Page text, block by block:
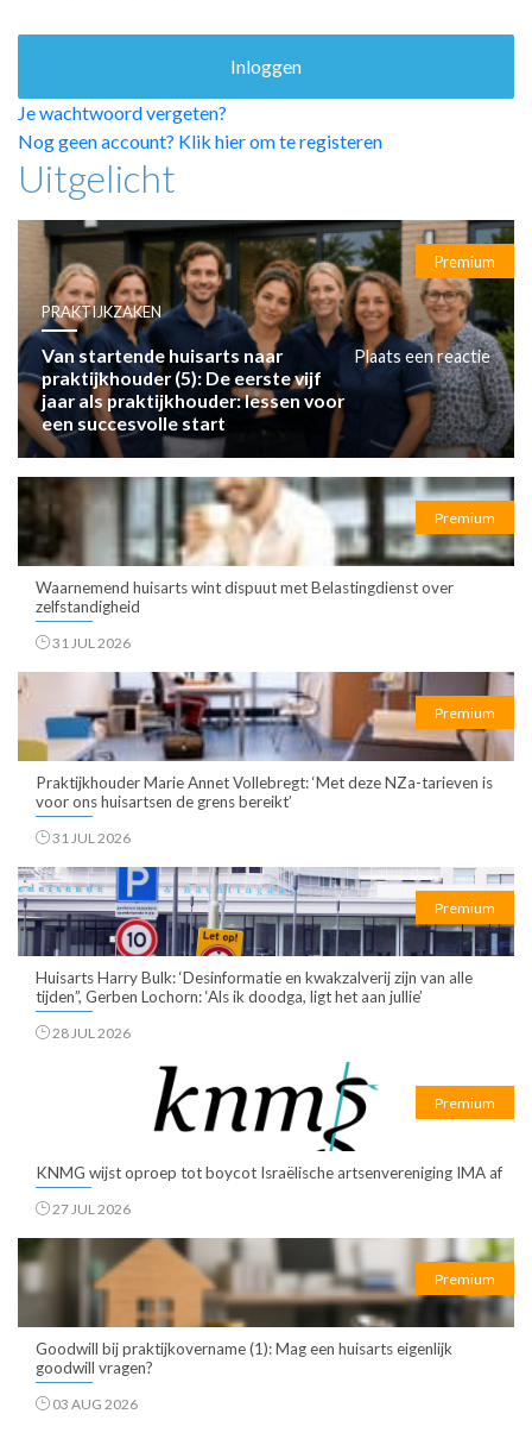
PRAKTIJKZAKEN
TARIEVEN
VPHUISARTSEN
MEDISCHE VAKHANDEL
INLOGGEN
REGISTRATIE
Je wachtwoord vergeten?
Nog geen account? Klik hier om te registeren
Uitgelicht
Premium
PRAKTIJKZAKEN
Van startende huisarts naar
praktijkhouder (5): De eerste vijf
jaar als praktijkhouder: lessen voor
een succesvolle start
Plaats een reactie
Premium
Waarnemend huisarts wint dispuut met Belastingdienst over
zelfstandigheid
31 JUL 2026
Premium
Praktijkhouder Marie Annet Vollebregt: ‘Met deze NZa-tarieven is
voor ons huisartsen de grens bereikt’
31 JUL 2026
Premium
Huisarts Harry Bulk: ‘Desinformatie en kwakzalverij zijn van alle
tijden”, Gerben Lochorn: ‘Als ik doodga, ligt het aan jullie’
28 JUL 2026
Premium
KNMG wijst oproep tot boycot Israëlische artsenvereniging IMA af
27 JUL 2026
Premium
Goodwill bij praktijkovername (1): Mag een huisarts eigenlijk
goodwill vragen?
03 AUG 2026